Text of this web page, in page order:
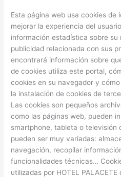
Esta página web usa cookies de
mejorar la experiencia del
información estadística sobre
publicidad relacionada con sus
encontrará información sobre
de cookies utiliza este portal,
cookies en su navegador y
la instalación de cookies de
Las cookies son pequeños
como las páginas web, pueden
smartphone, tableta o televisión
pueden ser muy variadas:
navegación, recopilar
funcionalidades técnicas…
utilizadas por HOTEL